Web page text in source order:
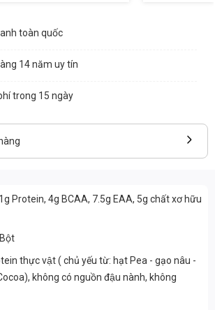
toàn quốc
14 năm uy tín
trong 15 ngày
Protein, 4g BCAA, 7.5g EAA, 5g chất xơ hữu
thực vật ( chủ yếu từ: hạt Pea - gạo nâu -
không có nguồn đậu nành, không